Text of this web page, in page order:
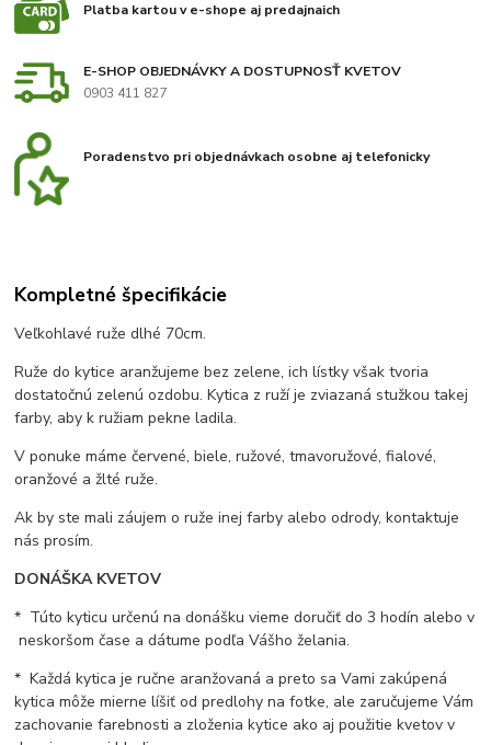
Platba kartou v e-shope aj predajnaich
E-SHOP OBJEDNÁVKY A DOSTUPNOSŤ KVETOV
0903 411 827
Poradenstvo pri objednávkach osobne aj telefonicky
Kompletné špecifikácie
Veľkohlavé ruže dlhé 70cm.
Ruže do kytice aranžujeme bez zelene, ich lístky však tvoria
dostatočnú zelenú ozdobu. Kytica z ruží je zviazaná stužkou takej
farby, aby k ružiam pekne ladila.
V ponuke máme červené, biele, ružové, tmavoružové, fialové,
oranžové a žlté ruže.
Ak by ste mali záujem o ruže inej farby alebo odrody, kontaktuje
nás prosím.
DONÁŠKA KVETOV
* Túto kyticu určenú na donášku vieme doručiť do 3 hodín alebo v
neskoršom čase a dátume podľa Vášho želania.
* Každá kytica je ručne aranžovaná a preto sa Vami zakúpená
kytica môže mierne líšiť od predlohy na fotke, ale zaručujeme Vám
zachovanie farebnosti a zloženia kytice ako aj použitie kvetov v